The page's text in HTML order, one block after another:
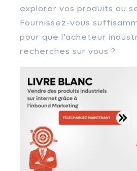
explorer vos produits ou
Fournissez-vous
pour que l’acheteur
recherches sur vous ?